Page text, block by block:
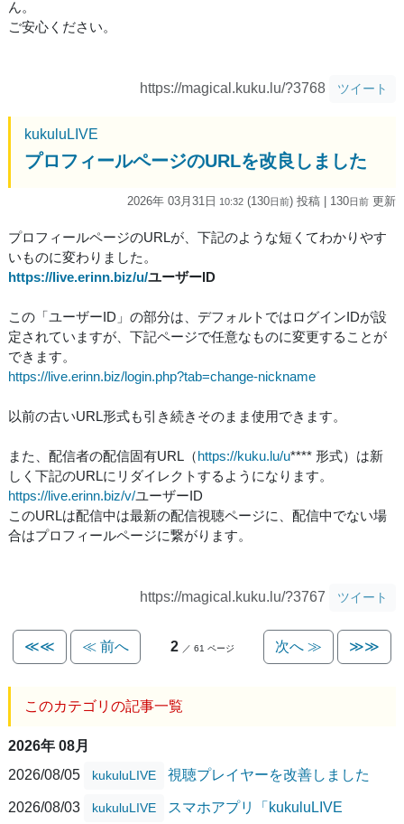
ん。
ご安心ください。
https://magical.kuku.lu/?3768 ツイート
kukuluLIVE
プロフィールページのURLを改良しました
2026年 03月31日 10:32 (130日前) 投稿 | 130日前 更新
プロフィールページのURLが、下記のような短くてわかりやす
いものに変わりました。
https://live.erinn.biz/u/ユーザーID
この「ユーザーID」の部分は、デフォルトではログインIDが設
定されていますが、下記ページで任意なものに変更することが
できます。
https://live.erinn.biz/login.php?tab=change-nickname
以前の古いURL形式も引き続きそのまま使用できます。
また、配信者の配信固有URL（https://kuku.lu/u**** 形式）は新
しく下記のURLにリダイレクトするようになります。
https://live.erinn.biz/v/ユーザーID
このURLは配信中は最新の配信視聴ページに、配信中でない場
合はプロフィールページに繋がります。
https://magical.kuku.lu/?3767 ツイート
≪≪ ≪ 前へ 2 ／ 61 ページ 次へ ≫ ≫≫
このカテゴリの記事一覧
2026年 08月
2026/08/05
kukuluLIVE 視聴プレイヤーを改善しました
2026/08/03 kukuluLIVE
スマホアプリ「kukuluLIVE